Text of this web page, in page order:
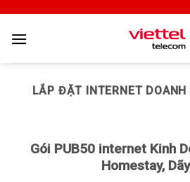
LẮP ĐẶT INTERNET DOANH
Gói PUB50 internet Kinh
Homestay,